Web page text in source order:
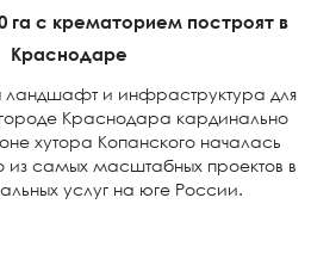
га с крематорием построят в
Краснодаре
и инфраструктура для
Краснодара кардинально
хутора Копанского началась
из самых масштабных проектов в
услуг на юге России.